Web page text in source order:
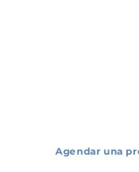
Agendar una